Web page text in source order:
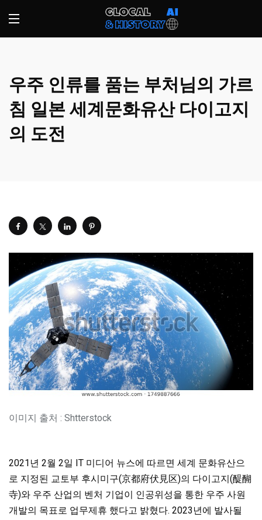
우주 인류를 품는 부처님의 가르
침 일본 세계문화유산 다이고지
의 도전
이미지 출처 : Shtterstock
2021년 2월 2일 IT 미디어 뉴스에 따르면 세계 문화유산으
로 지정된 교토부 후시미구(京都府伏見区)의 다이고지(醍醐
寺)와 우주 산업의 벤처 기업이 인공위성을 통한 우주 사원
개발의 목표로 업무제휴 했다고 밝혔다. 2023년에 발사될